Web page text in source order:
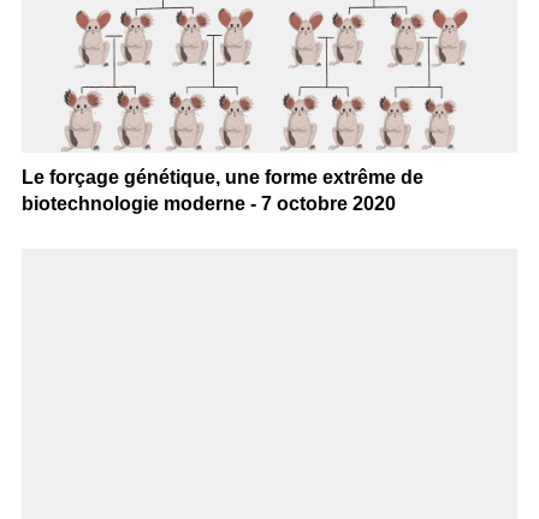
Le forçage génétique, une forme extrême de
biotechnologie moderne - 7 octobre 2020